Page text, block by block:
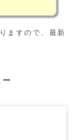
ますので、最新